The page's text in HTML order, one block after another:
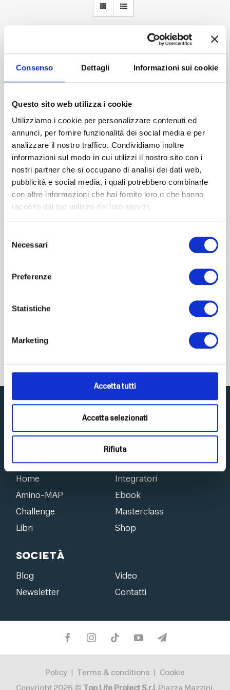
Consenso Dettagli Informazioni sui cookie
Questo sito web utilizza i cookie
Utilizziamo i cookie per personalizzare contenuti ed
annunci, per fornire funzionalità dei social media e per
analizzare il nostro traffico. Condividiamo inoltre
informazioni sul modo in cui utilizzi il nostro sito con i
nostri partner che si occupano di analisi dei dati web,
pubblicità e social media, i quali potrebbero combinarle
con altre informazioni che hai fornito loro o che hanno
raccolto dal tuo utilizzo dei loro servizi.
delNecessari
Preferenze
Statistiche
Marketing
Accetta tutti
Accetta selezionati
Rifiuta
Supporto naturale per il benessere femminile Integratore al...
Home
Integratori
Amino-MAP
Ebook
Challenge
Masterclass
Libri
Shop
Società
Blog
Video
Newsletter
Contatti
Policy | Terms & conditions | Cookie